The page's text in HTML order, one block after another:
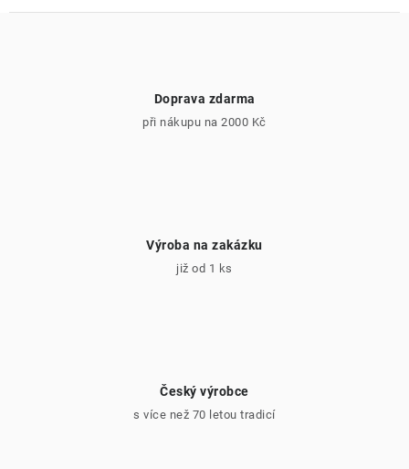
Doprava zdarma
při nákupu na 2000 Kč
Výroba na zakázku
již od 1 ks
Český výrobce
s více než 70 letou tradicí